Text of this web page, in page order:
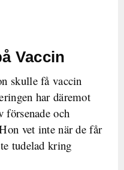
Vaccin
skulle få vaccin
har däremot
försenade och
vet inte när de får
tudelad kring